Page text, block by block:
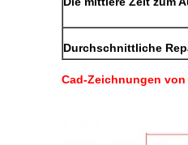
Durchschnittliche
Cad-Zeichnungen